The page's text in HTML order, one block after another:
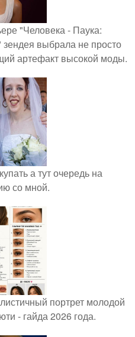
"Человека - Паука:
выбрала не просто
артефакт высокой моды.
а тут очередь на
со мной.
портрет молодой
- гайда 2026 года.